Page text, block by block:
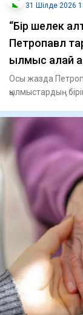
31 Шілде 2026
“Бір шелек
Петропавл
қылмыс
Осы жазда
қылмыстардың біріне 40 жыл